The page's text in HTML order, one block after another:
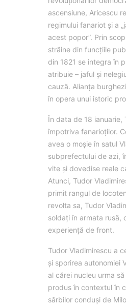
ascensiune, Aricescu
regimului fanariot şi a
acest popor”. Prin
străine din funcţiile
din 1821 se integra în
atribuie – jaful şi
cauză. Alianţa
în opera unui istoric
În data de 18 ianuarie,
împotriva fanarioților.
avea o moșie în satul
subprefectului de azi,
vite și dovedise reale
Atunci, Tudor
primit rangul de
revolta sa, Tudor
soldați în armata rusă,
experiență de front.
Tudor Vladimirescu a
și sporirea autonomiei
al cărei nucleu urma
produs în contextul în
sârbilor conduși de